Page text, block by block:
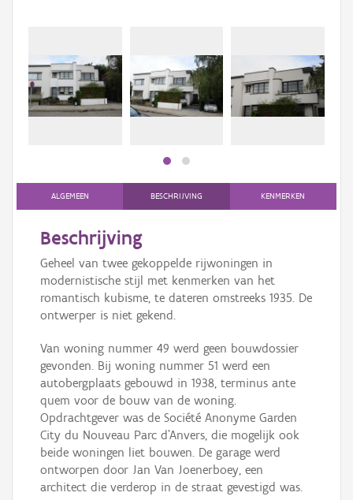
ALGEMEEN BESCHRIJVING KENMERKEN
Beschrijving
Geheel van twee gekoppelde rijwoningen in
modernistische stijl met kenmerken van het
romantisch kubisme, te dateren omstreeks 1935. De
ontwerper is niet gekend.
Van woning nummer 49 werd geen bouwdossier
gevonden. Bij woning nummer 51 werd een
autobergplaats gebouwd in 1938, terminus ante
quem voor de bouw van de woning.
Opdrachtgever was de Société Anonyme Garden
City du Nouveau Parc d'Anvers, die mogelijk ook
beide woningen liet bouwen. De garage werd
ontworpen door Jan Van Joenerboey, een
architect die verderop in de straat gevestigd was.